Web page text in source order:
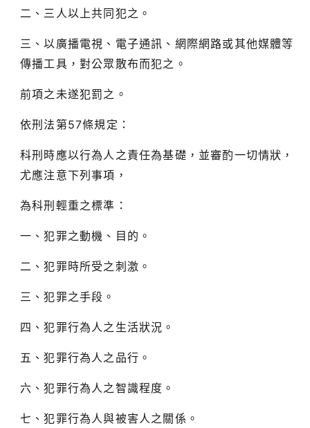
二、三人以上共同犯之。
三、以廣播電視、電子通訊、網際網路或其他媒體等
傳播工具，對公眾散布而犯之。
前項之未遂犯罰之。
依刑法第57條規定：
科刑時應以行為人之責任為基礎，並審酌一切情狀，
尤應注意下列事項，
為科刑輕重之標準：
一、犯罪之動機、目的。
二、犯罪時所受之刺激。
三、犯罪之手段。
四、犯罪行為人之生活狀況。
五、犯罪行為人之品行。
六、犯罪行為人之智識程度。
七、犯罪行為人與被害人之關係。